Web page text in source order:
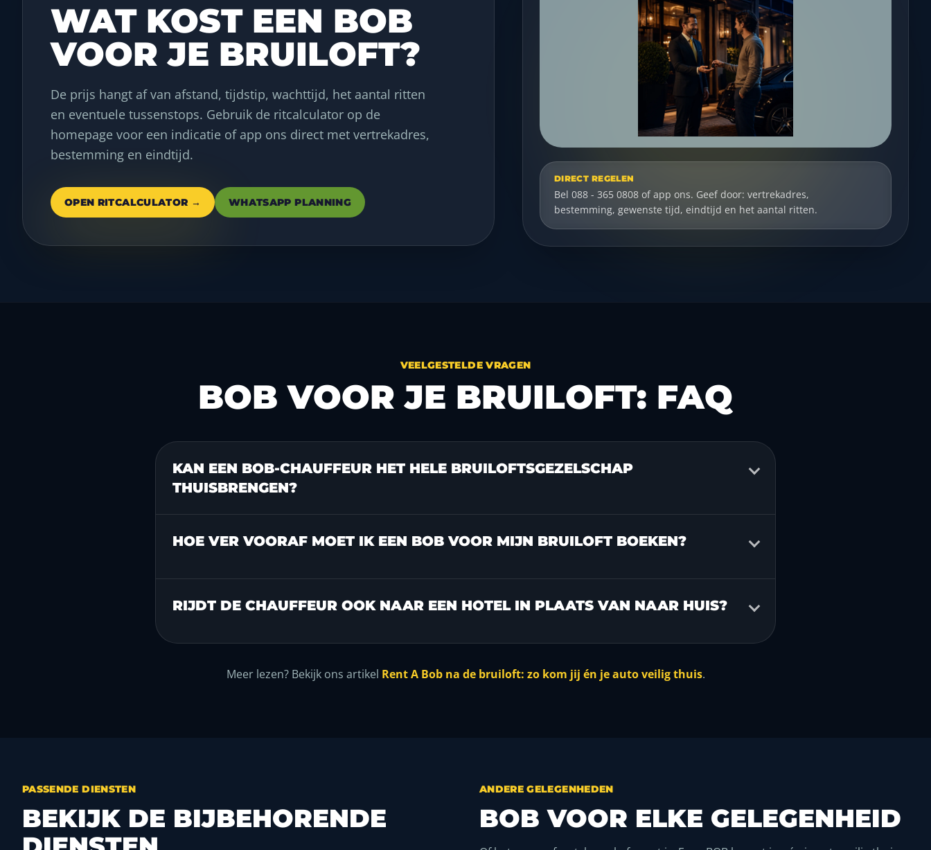
WAT KOST EEN BOB
VOOR JE BRUILOFT?
De prijs hangt af van afstand, tijdstip, wachttijd, het aantal ritten
en eventuele tussenstops. Gebruik de ritcalculator op de
homepage voor een indicatie of app ons direct met vertrekadres,
bestemming en eindtijd.
OPEN RITCALCULATOR → WHATSAPP PLANNING
DIRECT REGELEN
Bel 088 - 365 0808 of app ons. Geef door: vertrekadres,
bestemming, gewenste tijd, eindtijd en het aantal ritten.
VEELGESTELDE VRAGEN
BOB VOOR JE BRUILOFT: FAQ
KAN EEN BOB-CHAUFFEUR HET HELE BRUILOFTSGEZELSCHAP
THUISBRENGEN?
HOE VER VOORAF MOET IK EEN BOB VOOR MIJN BRUILOFT BOEKEN?
RIJDT DE CHAUFFEUR OOK NAAR EEN HOTEL IN PLAATS VAN NAAR HUIS?
Meer lezen? Bekijk ons artikel Rent A Bob na de bruiloft: zo kom jij én je auto veilig thuis.
PASSENDE DIENSTEN
BEKIJK DE BIJBEHORENDE
ANDERE GELEGENHEDEN
BOB VOOR ELKE GELEGENHEID